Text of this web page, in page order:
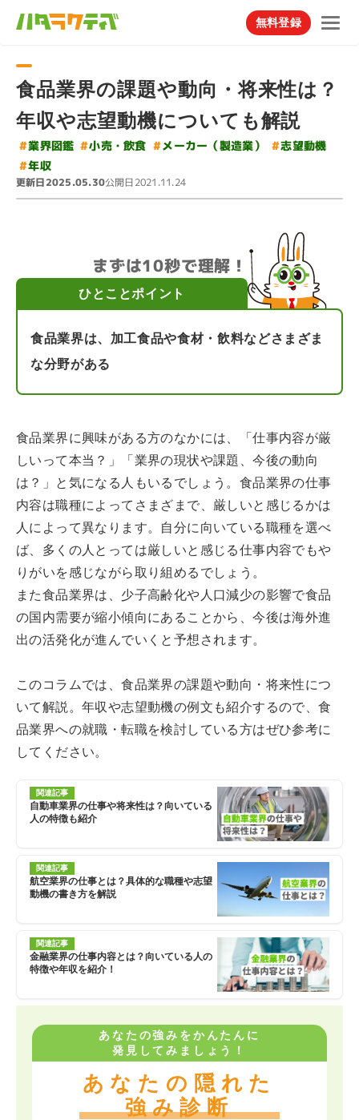
無料登録
食品業界の課題や動向・将来性は？
年収や志望動機についても解説
#業界図鑑 #小売・飲食 #メーカー（製造業） #志望動機
#年収
更新日2025.05.30公開日2021.11.24
まずは10秒で理解！
ひとことポイント
食品業界は、加工食品や食材・飲料などさまざま
な分野がある
食品業界に興味がある方のなかには、「仕事内容が厳
しいって本当？」「業界の現状や課題、今後の動向
は？」と気になる人もいるでしょう。食品業界の仕事
内容は職種によってさまざまで、厳しいと感じるかは
人によって異なります。自分に向いている職種を選べ
ば、多くの人とっては厳しいと感じる仕事内容でもや
りがいを感じながら取り組めるでしょう。
また食品業界は、少子高齢化や人口減少の影響で食品
の国内需要が縮小傾向にあることから、今後は海外進
出の活発化が進んでいくと予想されます。
このコラムでは、食品業界の課題や動向・将来性につ
いて解説。年収や志望動機の例文も紹介するので、食
品業界への就職・転職を検討している方はぜひ参考に
してください。
関連記事
自動車業界の仕事や将来性は？向いている
人の特徴も紹介
関連記事
航空業界の仕事とは？具体的な職種や志望
動機の書き方を解説
関連記事
金融業界の仕事内容とは？向いている人の
特徴や年収を紹介！
あなたの強みをかんたんに
発見してみましょう！
あなたの隠れた
強み診断